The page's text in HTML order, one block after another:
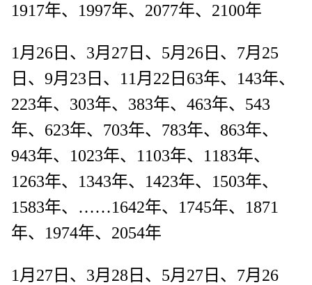
1917年、1997年、2077年、2100年
1月26日、3月27日、5月26日、7月25
日、9月23日、11月22日63年、143年、
223年、303年、383年、463年、543
年、623年、703年、783年、863年、
943年、1023年、1103年、1183年、
1263年、1343年、1423年、1503年、
1583年、……1642年、1745年、1871
年、1974年、2054年
1月27日、3月28日、5月27日、7月26